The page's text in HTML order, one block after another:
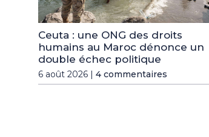
Ceuta : une ONG des droits
humains au Maroc dénonce un
double échec politique
6 août 2026 | 4 commentaires